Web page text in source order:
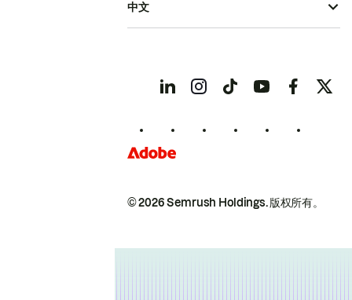
© 2026 Semrush Holdings.版权所有。
中文